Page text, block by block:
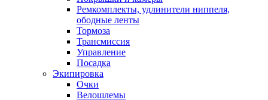
Ремкомплекты, удлинители ниппеля,
ободные ленты
Тормоза
Трансмиссия
Управление
Посадка
Экипировка
Очки
Велошлемы